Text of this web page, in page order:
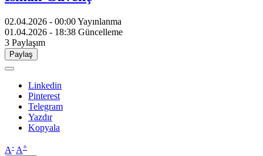
02.04.2026 - 00:00Yayınlanma
01.04.2026 - 18:38 Güncelleme
3 Paylaşım
Paylaş
Linkedin
Pinterest
Telegram
Yazdır
Kopyala
A- A+